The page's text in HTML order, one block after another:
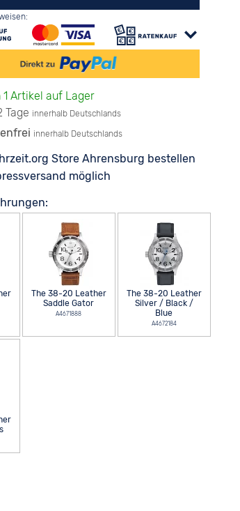
1 Artikel auf Lager
Tage innerhalb Deutschlands
innerhalb Deutschlands
Store Ahrensburg bestellen
möglich
The 38-20 Leather
Saddle Gator
A4671888
The 38-20 Leather
Silver / Black /
Blue
A4672184